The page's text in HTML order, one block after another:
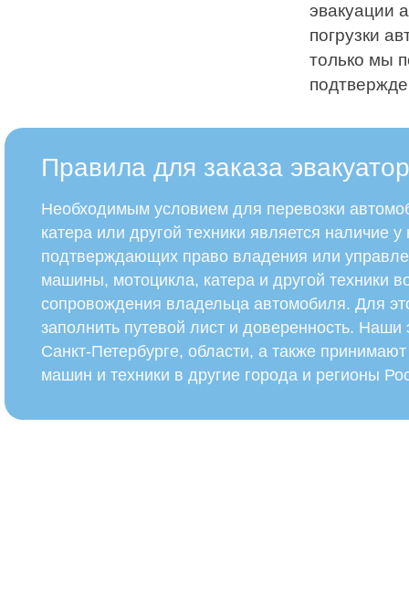
эвакуации
погрузки
только мы
Правила для заказа
Необходимым условием для перевозки
катера или другой техники является наличие
подтверждающих право владения или
машины, мотоцикла, катера и другой техники
сопровождения владельца автомобиля. Для
заполнить путевой лист и доверенность. Наши
Санкт-Петербурге, области, а также
машин и техники в другие города и регионы